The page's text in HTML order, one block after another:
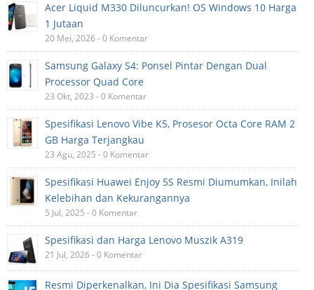
Acer Liquid M330 Diluncurkan! OS Windows 10 Harga
1 Jutaan
20 Mei, 2026 - 0 Komentar
Samsung Galaxy S4: Ponsel Pintar Dengan Dual
Processor Quad Core
23 Okt, 2023 - 0 Komentar
Spesifikasi Lenovo Vibe K5, Prosesor Octa Core RAM 2
GB Harga Terjangkau
23 Agu, 2025 - 0 Komentar
Spesifikasi Huawei Enjoy 5S Resmi Diumumkan, Inilah
Kelebihan dan Kekurangannya
5 Jul, 2025 - 0 Komentar
Spesifikasi dan Harga Lenovo Muszik A319
21 Jul, 2026 - 0 Komentar
Resmi Diperkenalkan, Ini Dia Spesifikasi Samsung